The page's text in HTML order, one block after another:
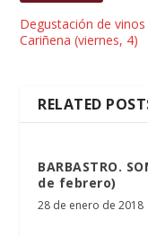
Degustación de vinos
Cariñena (viernes, 4)
RELATED
BARBASTRO.
de febrero)
28 de enero de 2018